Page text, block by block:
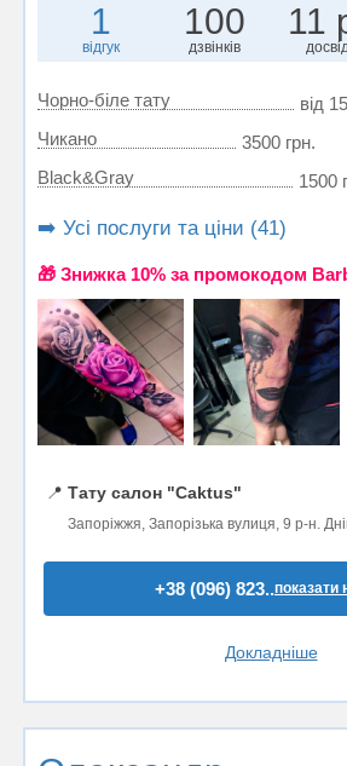
1
відгук
100
дзвінків
11
Чорно-біле тату
від
Чикано
3500 грн.
Black&Gray
1500
➡️ Усі послуги та ціни (41)
🎁 Знижка 10% за промокодом
📍 Тату салон "Caktus"
Запоріжжя, Запорізька вулиця, 9 р-н.
+38 (096) 823..показати
Докладніше